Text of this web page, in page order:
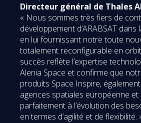
Directeur général de Thales
« Nous sommes très fiers de
développement d’ARABSAT
en lui fournissant notre toute
totalement reconfigurable en
succès reflète l’expertise
Alenia Space et confirme que
produits Space Inspire,
agences spatiales européenne
parfaitement à l’évolution des
en termes d’agilité et de flexibilité.